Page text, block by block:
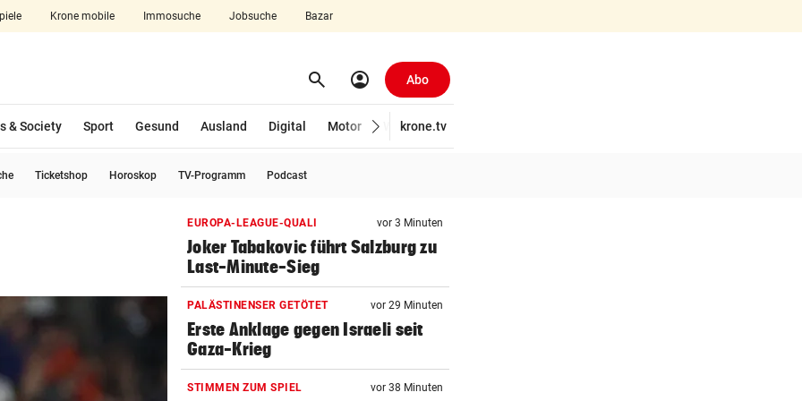
Krone mobile Immosuche Jobsuche Bazar
aufklappen search Suchen
account_circle Abo
& Society Sport Gesund Ausland Digital Motor Wirtschaft
krone.tv
Ticketshop Horoskop TV-Programm Podcast
EUROPA-LEAGUE-QUALI vor 3 Minuten
Joker Tabakovic führt Salzburg zu
Last-Minute-Sieg
PALÄSTINENSER GETÖTET vor 29 Minuten
Erste Anklage gegen Israeli seit
Gaza-Krieg
STIMMEN ZUM SPIEL vor 38 Minuten